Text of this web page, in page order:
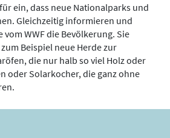
ein, dass neue Nationalparks und
Gleichzeitig informieren und
WWF die Bevölkerung. Sie
Beispiel neue Herde zur
die nur halb so viel Holz oder
oder Solarkocher, die ganz ohne